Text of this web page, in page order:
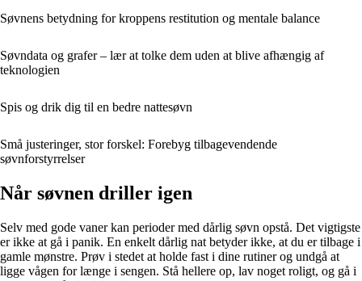
Søvnens betydning for kroppens restitution og mentale balance
Søvndata og grafer – lær at tolke dem uden at blive afhængig af
teknologien
Spis og drik dig til en bedre nattesøvn
Små justeringer, stor forskel: Forebyg tilbagevendende
søvnforstyrrelser
Når søvnen driller igen
Selv med gode vaner kan perioder med dårlig søvn opstå. Det vigtigste
er ikke at gå i panik. En enkelt dårlig nat betyder ikke, at du er tilbage i
gamle mønstre. Prøv i stedet at holde fast i dine rutiner og undgå at
ligge vågen for længe i sengen. Stå hellere op, lav noget roligt, og gå i